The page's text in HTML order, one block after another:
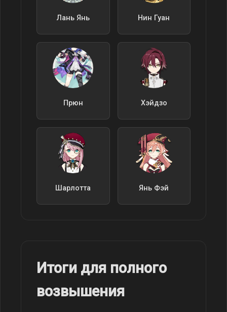
Лань Янь Нин Гуан
Прюн Хэйдзо
Шарлотта Янь Фэй
Итоги для полного
возвышения